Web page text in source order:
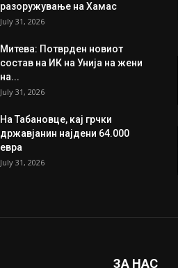
разоружување на Хамас
July 31, 2026
Митева: Потврден новиот
состав на ИК на Унија на жени
на...
July 31, 2026
На Табановце, кај грчки
државјанин најдени 64.000
евра
July 31, 2026
ЗА НАС